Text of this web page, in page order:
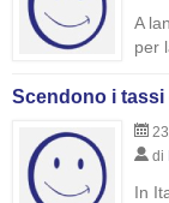
A
per
Scendono i tassi
di
In